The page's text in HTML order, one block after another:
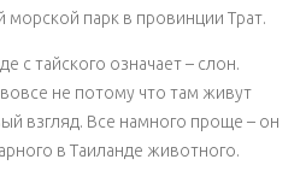
парк в провинции Трат.
с тайского означает – слон.
не потому что там живут
взгляд. Все намного проще – он
в Таиланде животного.